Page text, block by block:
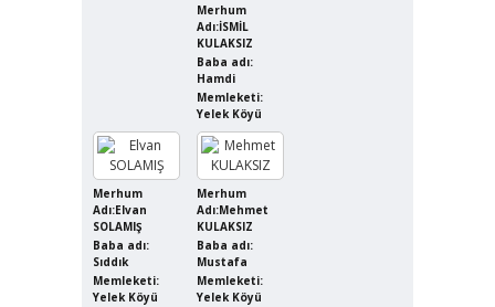
Merhum
Adı:İSMİL
KULAKSIZ
Baba adı:
Hamdi
Memleketi:
Yelek Köyü
Merhum
Adı:Elvan
SOLAMIŞ
Baba adı:
Sıddık
Memleketi:
Yelek Köyü
Merhum
Adı:Mehmet
KULAKSIZ
Baba adı:
Mustafa
Memleketi:
Yelek Köyü